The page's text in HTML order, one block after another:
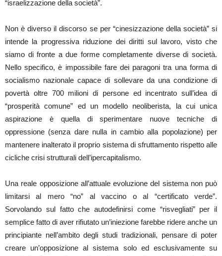
“israelizzazione della società”.
Non è diverso il discorso se per “cinesizzazione della società” si
intende la progressiva riduzione dei diritti sul lavoro, visto che
siamo di fronte a due forme completamente diverse di società.
Nello specifico, è impossibile fare dei paragoni tra una forma di
socialismo nazionale capace di sollevare da una condizione di
povertà oltre 700 milioni di persone ed incentrato sull’idea di
“prosperità comune” ed un modello neoliberista, la cui unica
aspirazione è quella di sperimentare nuove tecniche di
oppressione (senza dare nulla in cambio alla popolazione) per
mantenere inalterato il proprio sistema di sfruttamento rispetto alle
cicliche crisi strutturali dell’ipercapitalismo.
Una reale opposizione all’attuale evoluzione del sistema non può
limitarsi al mero “no” al vaccino o al “certificato verde”.
Sorvolando sul fatto che autodefinirsi come “risvegliati” per il
semplice fatto di aver rifiutato un’iniezione farebbe ridere anche un
principiante nell’ambito degli studi tradizionali, pensare di poter
creare un’opposizione al sistema solo ed esclusivamente su